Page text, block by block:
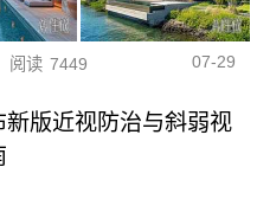
阅读 7449 07-29
新版近视防治与斜弱视